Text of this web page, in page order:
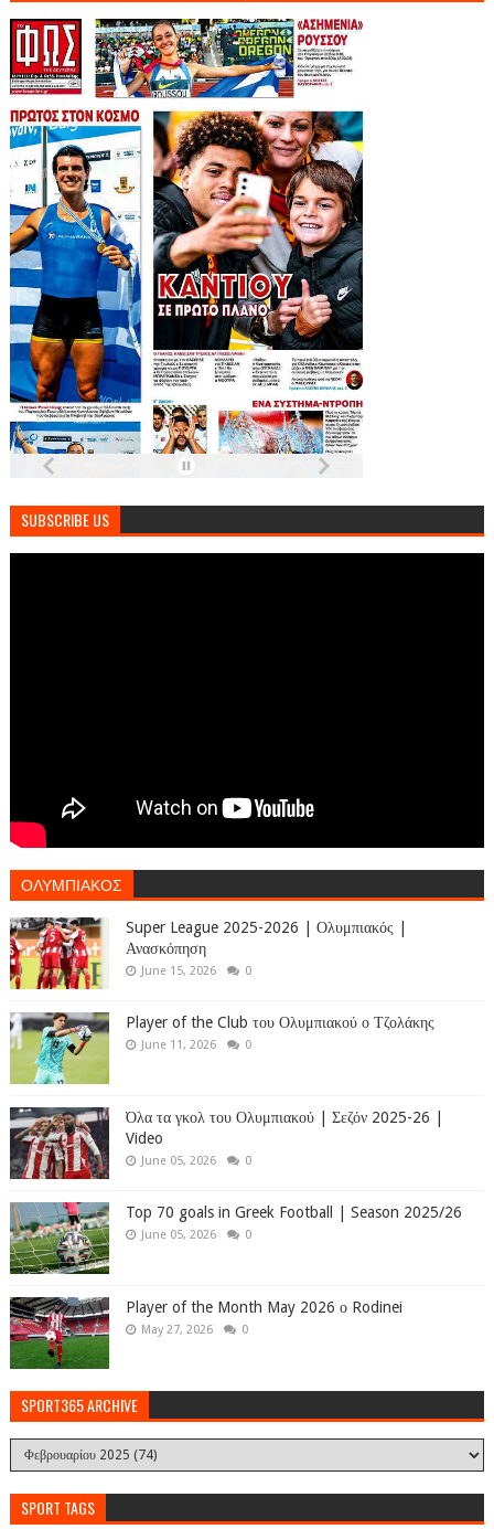
SUBSCRIBE US
ΟΛΥΜΠΙΑΚΟΣ
Super League 2025-2026 | Ολυμπιακός |
Ανασκόπηση
June 15, 2026 0
Player of the Club του Ολυμπιακού ο Τζολάκης
June 11, 2026 0
Όλα τα γκολ του Ολυμπιακού | Σεζόν 2025-26 |
Video
June 05, 2026 0
Top 70 goals in Greek Football | Season 2025/26
June 05, 2026 0
Player of the Month May 2026 ο Rodinei
May 27, 2026 0
SPORT365 ARCHIVE
SPORT TAGS